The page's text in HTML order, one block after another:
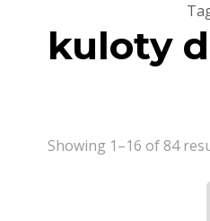
kuloty
Showing 1–16 of 84